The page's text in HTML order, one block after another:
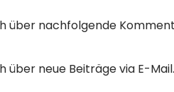
über nachfolgende
über neue Beiträge via E-Mail.